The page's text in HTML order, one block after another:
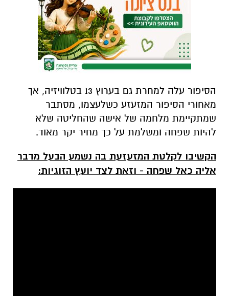
הסיפור עלה למחרת גם בערוץ 13 בטלוויזיה, אך
מאחורי הסיפור המזעזע כשלעצמו, מסתבר
שמתקיימת מלחמה של אישה שהחליטה שלא
להיות שפחה ומשלמת על כך מחיר יקר מאוד.
הקשיבו לקלטת המזעזעת בה נשמע הבעל מדבר
אליה כאל שפחה - וזאת לצד יועץ הזוגיות: